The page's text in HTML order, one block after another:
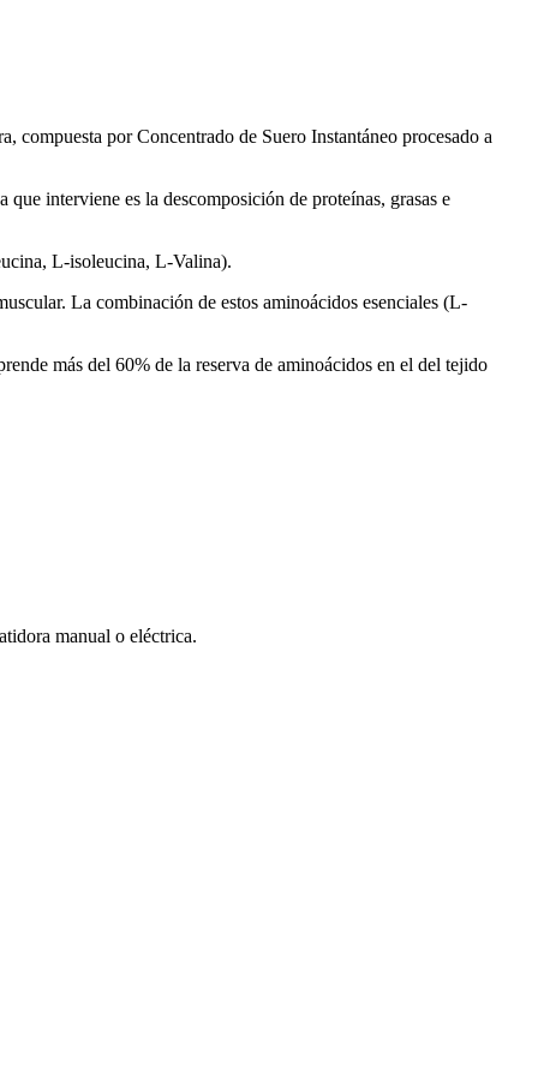
compuesta por Concentrado de Suero Instantáneo procesado a
interviene es la descomposición de proteínas, grasas e
L-isoleucina, L-Valina).
La combinación de estos aminoácidos esenciales (L-
más del 60% de la reserva de aminoácidos en el del tejido
manual o eléctrica.